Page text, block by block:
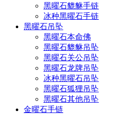
黑曜石貔貅手链
冰种黑曜石手链
黑曜石吊坠
黑曜石本命佛
黑曜石貔貅吊坠
黑曜石关公吊坠
黑曜石龙牌吊坠
冰种黑曜石吊坠
黑曜石狐狸吊坠
黑曜石其他吊坠
金曜石手链